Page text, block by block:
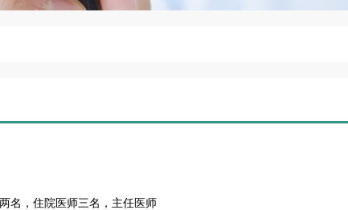
，住院医师三名，主任医师